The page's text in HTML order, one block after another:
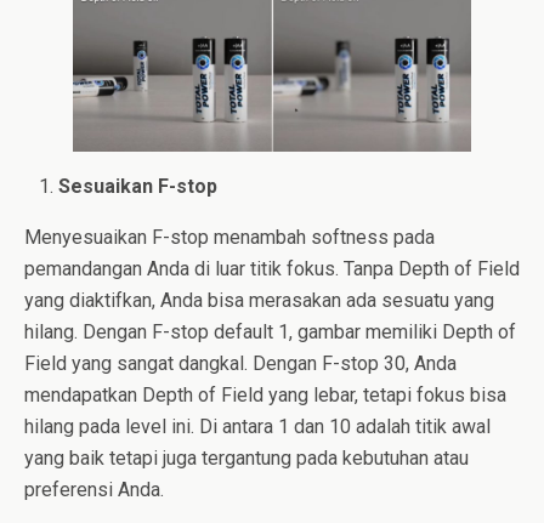
Sesuaikan F-stop
Menyesuaikan F-stop menambah softness pada
pemandangan Anda di luar titik fokus. Tanpa Depth of Field
yang diaktifkan, Anda bisa merasakan ada sesuatu yang
hilang. Dengan F-stop default 1, gambar memiliki Depth of
Field yang sangat dangkal. Dengan F-stop 30, Anda
mendapatkan Depth of Field yang lebar, tetapi fokus bisa
hilang pada level ini. Di antara 1 dan 10 adalah titik awal
yang baik tetapi juga tergantung pada kebutuhan atau
preferensi Anda.